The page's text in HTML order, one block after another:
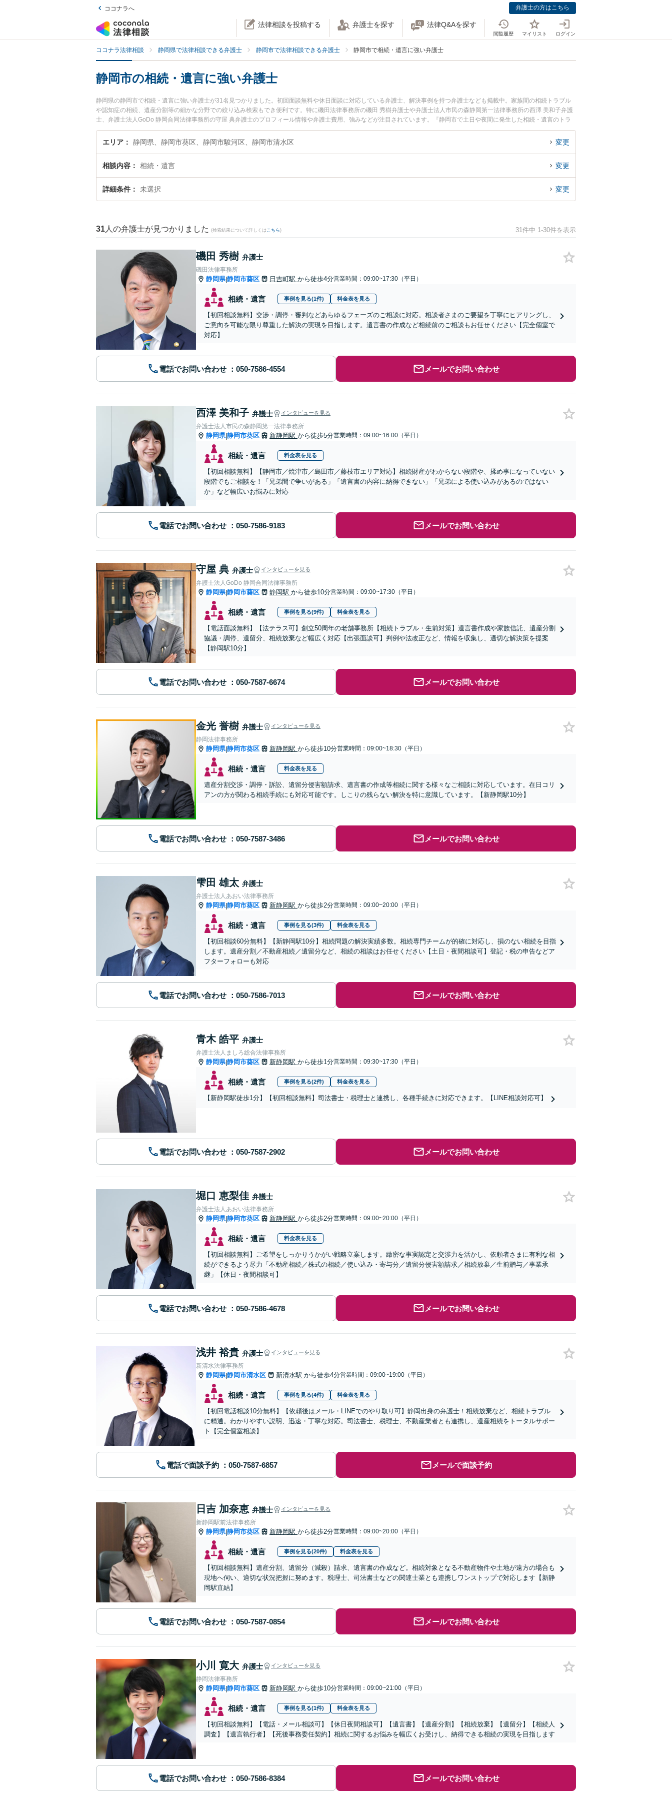
ココナラへ 弁護士の方はこちら
法律相談を投稿する 弁護士を探す 法律Q&Aを探す
閲覧履歴 マイリスト ログイン
ココナラ法律相談 静岡県で法律相談できる弁護士 静岡市で法律相談できる弁護士 静岡市で相続・遺言に強い弁護士
静岡市の相続・遺言に強い弁護士
静岡県の静岡市で相続・遺言に強い弁護士が31名見つかりました。初回面談無料や休日面談に対応している弁護士、解決事例を持つ弁護士なども掲載中。家族間の相続トラブル
や認知症の相続、遺産分割等の細かな分野での絞り込み検索もでき便利です。特に磯田法律事務所の磯田 秀樹弁護士や弁護士法人市民の森静岡第一法律事務所の西澤 美和子弁護
士、弁護士法人GoDo 静岡合同法律事務所の守屋 典弁護士のプロフィール情報や弁護士費用、強みなどが注目されています。『静岡市で土日や夜間に発生した相続・遺言のトラ
ブルを今すぐに弁護士に相談したい』『相続・遺言のトラブル解決の実績豊富な近くの弁護士を検索したい』『初回相談無料で相続・遺言を法律相談できる静岡市内の弁護士に相
談予約したい』などでお困りの相談者さんにおすすめです。
エリア 静岡県、静岡市葵区、静岡市駿河区、静岡市清水区 変更
相談内容 相続・遺言 変更
詳細条件 未選択 変更
31 人の弁護士が見つかりました (検索結果について詳しくは こちら) 31件中 1-30件を表示
磯田 秀樹 弁護士
磯田法律事務所
静岡県|静岡市葵区 日吉町駅 から徒歩4分営業時間：09:00~17:30（平日）
相続・遺言 事例を見る(1件) 料金表を見る
【初回相談無料】交渉・調停・審判などあらゆるフェーズのご相談に対応。相談者さまのご要望を丁寧にヒアリングし、
ご意向を可能な限り尊重した解決の実現を目指します。遺言書の作成など相続前のご相談もお任せください【完全個室で
対応】
電話でお問い合わせ メールでお問い合わせ
西澤 美和子 弁護士 インタビューを見る
弁護士法人市民の森静岡第一法律事務所
静岡県|静岡市葵区 新静岡駅 から徒歩5分営業時間：09:00~16:00（平日）
相続・遺言 料金表を見る
【初回相談無料】【静岡市／焼津市／島田市／藤枝市エリア対応】相続財産がわからない段階や、揉め事になっていない
段階でもご相談を！「兄弟間で争いがある」「遺言書の内容に納得できない」「兄弟による使い込みがあるのではない
か」など幅広いお悩みに対応
電話でお問い合わせ メールでお問い合わせ
守屋 典 弁護士 インタビューを見る
弁護士法人GoDo 静岡合同法律事務所
静岡県|静岡市葵区 静岡駅 から徒歩10分営業時間：09:00~17:30（平日）
相続・遺言 事例を見る(9件) 料金表を見る
【電話面談無料】【法テラス可】創立50周年の老舗事務所【相続トラブル・生前対策】遺言書作成や家族信託、遺産分割
協議・調停、遺留分、相続放棄など幅広く対応【出張面談可】判例や法改正など、情報を収集し、適切な解決策を提案
【静岡駅10分】
電話でお問い合わせ メールでお問い合わせ
金光 誉樹 弁護士 インタビューを見る
静岡法律事務所
静岡県|静岡市葵区 新静岡駅 から徒歩10分営業時間：09:00~18:30（平日）
相続・遺言 料金表を見る
遺産分割交渉・調停・訴訟、遺留分侵害額請求、遺言書の作成等相続に関する様々なご相談に対応しています。在日コリ
アンの方が関わる相続手続にも対応可能です。しこりの残らない解決を特に意識しています。【新静岡駅10分】
電話でお問い合わせ メールでお問い合わせ
雫田 雄太 弁護士
弁護士法人あおい法律事務所
静岡県|静岡市葵区 新静岡駅 から徒歩2分営業時間：09:00~20:00（平日）
相続・遺言 事例を見る(3件) 料金表を見る
【初回相談60分無料】【新静岡駅10分】相続問題の解決実績多数。相続専門チームが的確に対応し、損のない相続を目指
します。遺産分割／不動産相続／遺留分など、相続の相談はお任せください【土日・夜間相談可】登記・税の申告などア
フターフォローも対応
電話でお問い合わせ メールでお問い合わせ
青木 皓平 弁護士
弁護士法人ましろ総合法律事務所
静岡県|静岡市葵区 新静岡駅 から徒歩1分営業時間：09:30~17:30（平日）
相続・遺言 事例を見る(2件) 料金表を見る
【新静岡駅徒歩1分】【初回相談無料】司法書士・税理士と連携し、各種手続きに対応できます。【LINE相談対応可】
電話でお問い合わせ メールでお問い合わせ
堀口 恵梨佳 弁護士
弁護士法人あおい法律事務所
静岡県|静岡市葵区 新静岡駅 から徒歩2分営業時間：09:00~20:00（平日）
相続・遺言 料金表を見る
【初回相談無料】ご希望をしっかりうかがい戦略立案します。緻密な事実認定と交渉力を活かし、依頼者さまに有利な相
続ができるよう尽力「不動産相続／株式の相続／使い込み・寄与分／遺留分侵害額請求／相続放棄／生前贈与／事業承
継」【休日・夜間相談可】
電話でお問い合わせ メールでお問い合わせ
浅井 裕貴 弁護士 インタビューを見る
新清水法律事務所
静岡県|静岡市清水区 新清水駅 から徒歩4分営業時間：09:00~19:00（平日）
相続・遺言 事例を見る(4件) 料金表を見る
【初回電話相談10分無料】【依頼後はメール・LINEでのやり取り可】静岡出身の弁護士！相続放棄など、相続トラブル
に精通。わかりやすい説明、迅速・丁寧な対応。司法書士、税理士、不動産業者とも連携し、遺産相続をトータルサポー
ト【完全個室相談】
電話で面談予約 メールで面談予約
日吉 加奈恵 弁護士 インタビューを見る
新静岡駅前法律事務所
静岡県|静岡市葵区 新静岡駅 から徒歩2分営業時間：09:00~20:00（平日）
相続・遺言 事例を見る(20件) 料金表を見る
【初回相談無料】遺産分割、遺留分（減殺）請求、遺言書の作成など。相続対象となる不動産物件や土地が遠方の場合も
現地へ伺い、適切な状況把握に努めます。税理士、司法書士などの関連士業とも連携しワンストップで対応します【新静
岡駅直結】
電話でお問い合わせ メールでお問い合わせ
小川 寛大 弁護士 インタビューを見る
静岡法律事務所
静岡県|静岡市葵区 新静岡駅 から徒歩10分営業時間：09:00~21:00（平日）
相続・遺言 事例を見る(1件) 料金表を見る
【初回相談無料】【電話・メール相談可】【休日夜間相談可】【遺言書】【遺産分割】【相続放棄】【遺留分】【相続人
調査】【遺言執行者】【死後事務委任契約】相続に関するお悩みを幅広くお受けし、納得できる相続の実現を目指します
電話でお問い合わせ メールでお問い合わせ